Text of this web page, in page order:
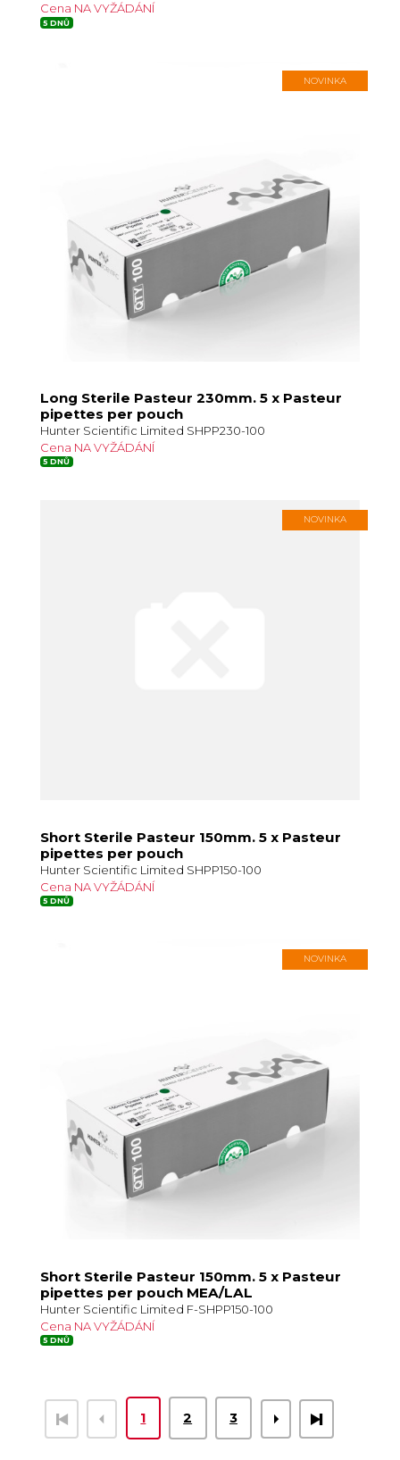
Cena NA VYŽÁDÁNÍ
5 DNŮ
Long Sterile Pasteur 230mm. 5 x Pasteur
pipettes per pouch
Hunter Scientific Limited SHPP230-100
Cena NA VYŽÁDÁNÍ
5 DNŮ
NOVINKA
Short Sterile Pasteur 150mm. 5 x Pasteur
pipettes per pouch
Hunter Scientific Limited SHPP150-100
Cena NA VYŽÁDÁNÍ
5 DNŮ
NOVINKA
Short Sterile Pasteur 150mm. 5 x Pasteur
pipettes per pouch MEA/LAL
Hunter Scientific Limited F-SHPP150-100
Cena NA VYŽÁDÁNÍ
5 DNŮ
NOVINKA
1 2 3